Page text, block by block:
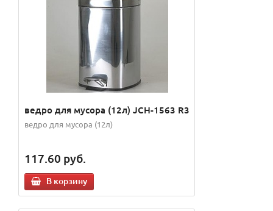
ведро для мусора (12л) JCH-1563 R3
ведро для мусора (12л)
117.60 руб.
В корзину